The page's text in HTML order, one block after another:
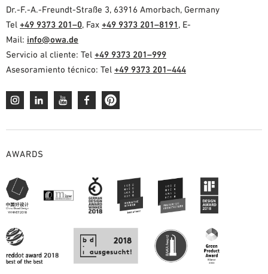
Dr.-F.-A.-Freundt-Straße 3, 63916 Amorbach, Germany
Tel +49 9373 201–0, Fax +49 9373 201–8191, E-
Mail: info@owa.de
Servicio al cliente: Tel +49 9373 201–999
Asesoramiento técnico: Tel +49 9373 201–444
AWARDS